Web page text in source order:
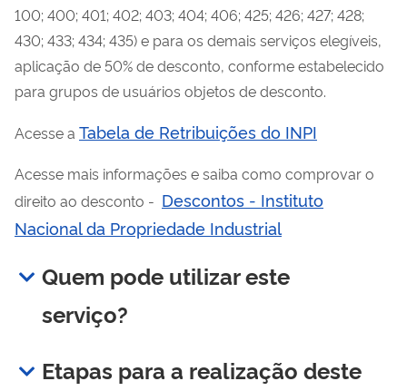
100; 400; 401; 402; 403; 404; 406; 425; 426; 427; 428;
430; 433; 434; 435) e para os demais serviços elegíveis,
aplicação de 50% de desconto, conforme estabelecido
para grupos de usuários objetos de desconto.
Acesse a Tabela de Retribuições do INPI
Acesse mais informações e saiba como comprovar o
direito ao desconto - Descontos - Instituto
Nacional da Propriedade Industrial
Quem pode utilizar este
serviço?
Etapas para a realização deste